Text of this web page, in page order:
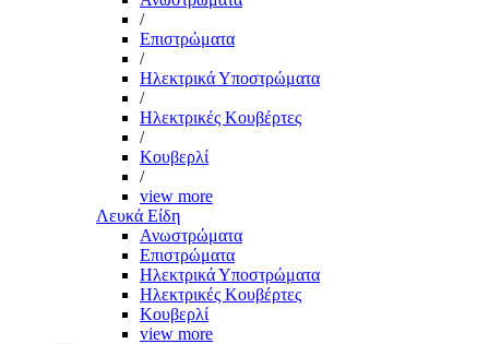
/
Επιστρώματα
/
Ηλεκτρικά Υποστρώματα
/
Ηλεκτρικές Κουβέρτες
/
Κουβερλί
/
view more
Λευκά Είδη
Ανωστρώματα
Επιστρώματα
Ηλεκτρικά Υποστρώματα
Ηλεκτρικές Κουβέρτες
Κουβερλί
view more